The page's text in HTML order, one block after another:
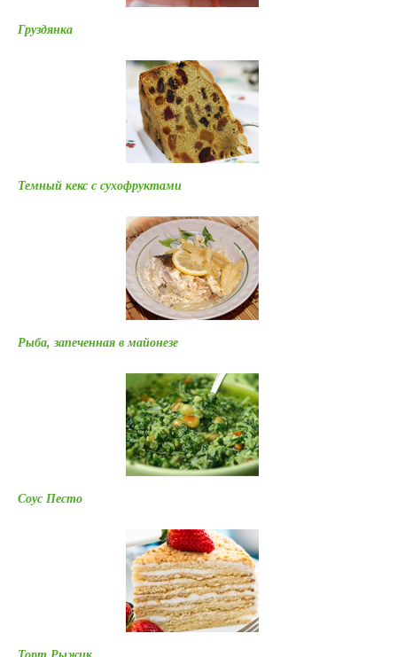
Груздянка
Темный кекс с сухофруктами
Рыба, запеченная в майонезе
Соус Песто